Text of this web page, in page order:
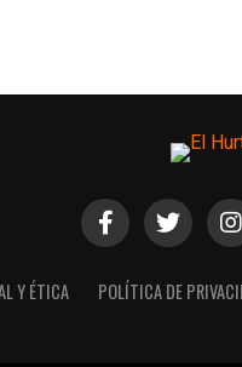
Y ÉTICA POLÍTICA DE